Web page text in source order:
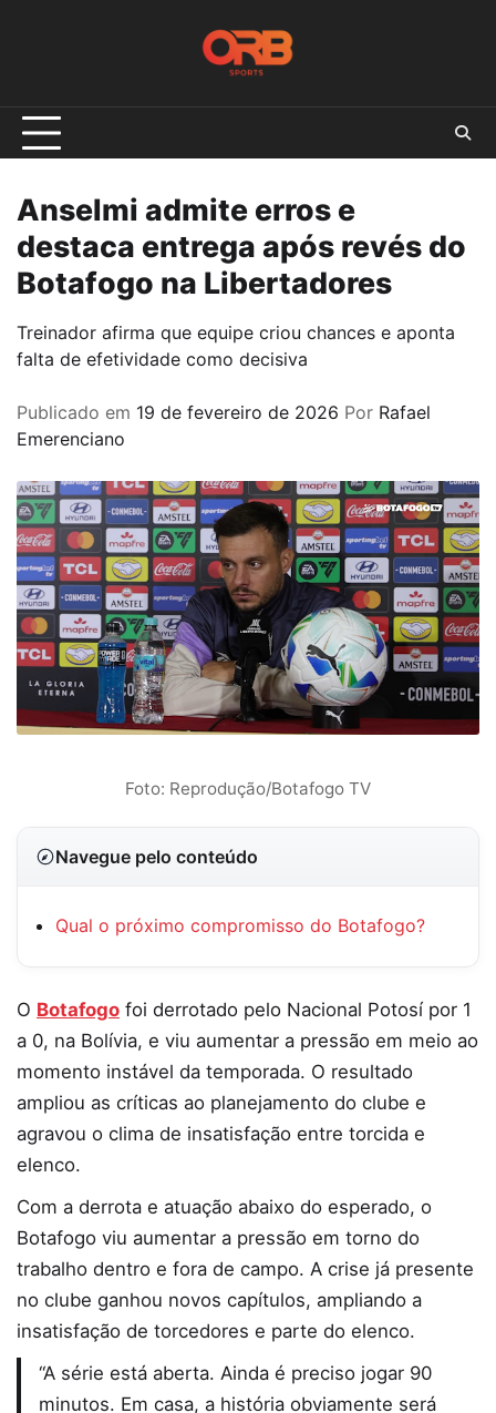
Anselmi admite erros e
destaca entrega após revés do
Botafogo na Libertadores
Treinador afirma que equipe criou chances e aponta
falta de efetividade como decisiva
Publicado em 19 de fevereiro de 2026 Por Rafael
Emerenciano
Foto: Reprodução/Botafogo TV
Navegue pelo conteúdo
Qual o próximo compromisso do Botafogo?
O Botafogo foi derrotado pelo Nacional Potosí por 1
a 0, na Bolívia, e viu aumentar a pressão em meio ao
momento instável da temporada. O resultado
ampliou as críticas ao planejamento do clube e
agravou o clima de insatisfação entre torcida e
elenco.
Com a derrota e atuação abaixo do esperado, o
Botafogo viu aumentar a pressão em torno do
trabalho dentro e fora de campo. A crise já presente
no clube ganhou novos capítulos, ampliando a
insatisfação de torcedores e parte do elenco.
“A série está aberta. Ainda é preciso jogar 90
minutos. Em casa, a história obviamente será